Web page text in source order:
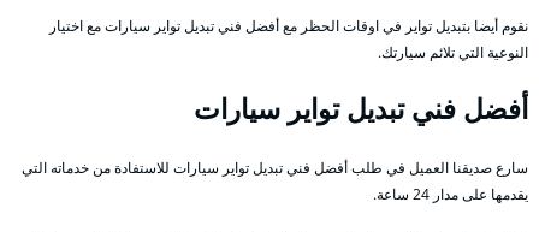
نقوم أيضا بتبديل تواير في اوقات الحظر مع أفضل فني تبديل تواير سيارات مع اختيار
النوعية التي تلائم سيارتك.
أفضل فني تبديل تواير سيارات
سارع صديقنا العميل في طلب أفضل فني تبديل تواير سيارات للاستفادة من خدماته التي
يقدمها على مدار 24 ساعة.